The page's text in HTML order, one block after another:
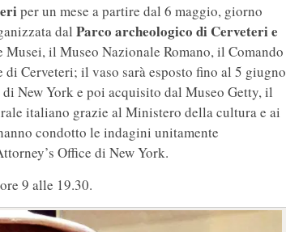
per un mese a partire dal 6 maggio, giorno
dal Parco archeologico di Cerveteri e
il Museo Nazionale Romano, il Comando
Cerveteri; il vaso sarà esposto fino al 5 giugno
New York e poi acquisito dal Museo Getty, il
italiano grazie al Ministero della cultura e ai
condotto le indagini unitamente
Office di New York.
9 alle 19.30.